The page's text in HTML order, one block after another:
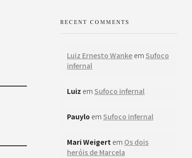
RECENT COMMENTS
Luiz Ernesto Wanke em Sufoco
infernal
Luiz em Sufoco infernal
Pauylo em Sufoco infernal
Mari Weigert em Os dois
heróis de Marcela